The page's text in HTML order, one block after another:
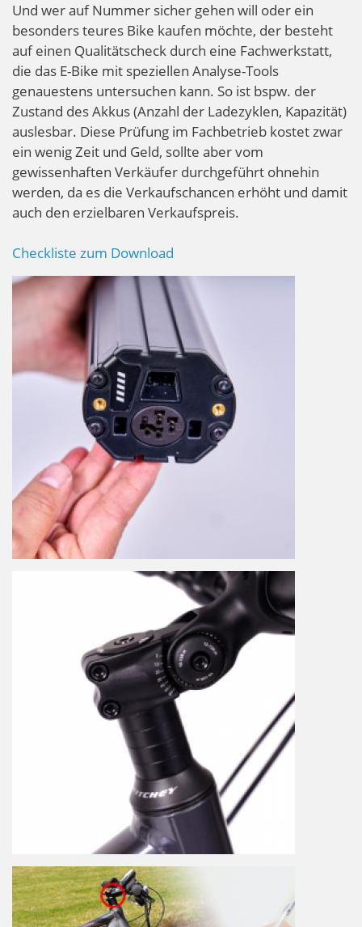
Und wer auf Nummer sicher gehen will oder ein
besonders teures Bike kaufen möchte, der besteht
auf einen Qualitätscheck durch eine Fachwerkstatt,
die das E-Bike mit speziellen Analyse-Tools
genauestens untersuchen kann. So ist bspw. der
Zustand des Akkus (Anzahl der Ladezyklen, Kapazität)
auslesbar. Diese Prüfung im Fachbetrieb kostet zwar
ein wenig Zeit und Geld, sollte aber vom
gewissenhaften Verkäufer durchgeführt ohnehin
werden, da es die Verkaufschancen erhöht und damit
auch den erzielbaren Verkaufspreis.
Checkliste zum Download